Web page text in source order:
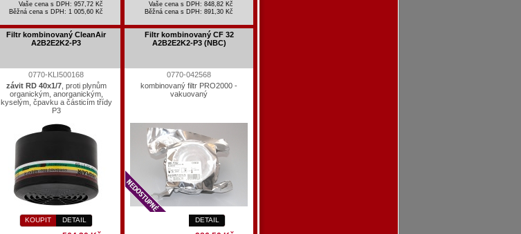
Vaše cena s DPH: 957,72 Kč
Běžná cena s DPH: 1 005,60 Kč
Vaše cena s DPH: 848,82 Kč
Běžná cena s DPH: 891,30 Kč
Filtr kombinovaný CleanAir
A2B2E2K2-P3
0770-KLI500168
závit RD 40x1/7, proti plynům
organickým, anorganickým,
kyselým, čpavku a částicím třídy
P3
KOUPIT DETAIL
Filtr kombinovaný CF 32
A2B2E2K2-P3 (NBC)
0770-042568
kombinovaný filtr PRO2000 -
vakuovaný
DETAIL